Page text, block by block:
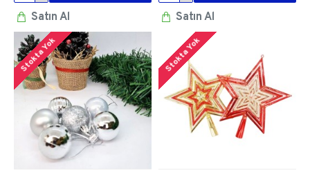
Satın Al Satın Al
Stokta Yok Stokta Yok